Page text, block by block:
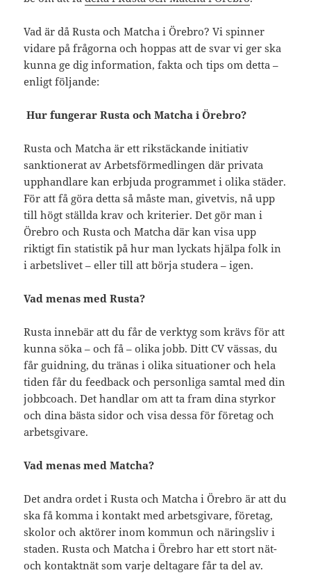
Vad är då Rusta och Matcha i Örebro? Vi spinner
vidare på frågorna och hoppas att de svar vi ger ska
kunna ge dig information, fakta och tips om detta –
enligt följande:
Hur fungerar Rusta och Matcha i Örebro?
Rusta och Matcha är ett rikstäckande initiativ
sanktionerat av Arbetsförmedlingen där privata
upphandlare kan erbjuda programmet i olika städer.
För att få göra detta så måste man, givetvis, nå upp
till högt ställda krav och kriterier. Det gör man i
Örebro och Rusta och Matcha där kan visa upp
riktigt fin statistik på hur man lyckats hjälpa folk in
i arbetslivet – eller till att börja studera – igen.
Vad menas med Rusta?
Rusta innebär att du får de verktyg som krävs för att
kunna söka – och få – olika jobb. Ditt CV vässas, du
får guidning, du tränas i olika situationer och hela
tiden får du feedback och personliga samtal med din
jobbcoach. Det handlar om att ta fram dina styrkor
och dina bästa sidor och visa dessa för företag och
arbetsgivare.
Vad menas med Matcha?
Det andra ordet i Rusta och Matcha i Örebro är att du
ska få komma i kontakt med arbetsgivare, företag,
skolor och aktörer inom kommun och näringsliv i
staden. Rusta och Matcha i Örebro har ett stort nät-
och kontaktnät som varje deltagare får ta del av.